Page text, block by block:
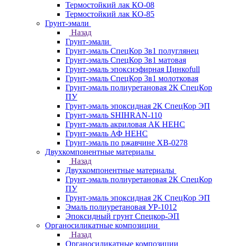
Термостойкий лак КО-08
Термостойкий лак КО-85
Грунт-эмали
Назад
Грунт-эмали
Грунт-эмаль СпецКор 3в1 полуглянец
Грунт-эмаль СпецКор 3в1 матовая
Грунт-эмаль эпоксиэфирная Цинкоfull
Грунт-эмаль СпецКор 3в1 молотковая
Грунт-эмаль полиуретановая 2К СпецКор
ПУ
Грунт-эмаль эпоксидная 2К СпецКор ЭП
Грунт-эмаль SHIHRAN-110
Грунт-эмаль акриловая АК НЕНС
Грунт-эмаль АФ НЕНС
Грунт-эмаль по ржавчине ХВ-0278
Двухкомпонентные материалы
Назад
Двухкомпонентные материалы
Грунт-эмаль полиуретановая 2К СпецКор
ПУ
Грунт-эмаль эпоксидная 2К СпецКор ЭП
Эмаль полиуретановая УР-1012
Эпоксидный грунт Спецкор-ЭП
Органосиликатные композиции
Назад
Органосиликатные композиции